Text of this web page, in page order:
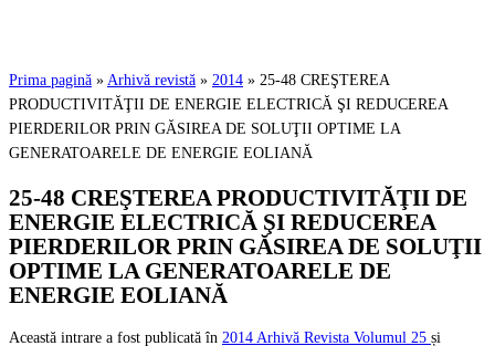
Prima pagină » Arhivă revistă » 2014 » 25-48 CREŞTEREA
PRODUCTIVITĂŢII DE ENERGIE ELECTRICĂ ŞI REDUCEREA
PIERDERILOR PRIN GĂSIREA DE SOLUŢII OPTIME LA
GENERATOARELE DE ENERGIE EOLIANĂ
25-48 CREŞTEREA PRODUCTIVITĂŢII DE
ENERGIE ELECTRICĂ ŞI REDUCEREA
PIERDERILOR PRIN GĂSIREA DE SOLUŢII
OPTIME LA GENERATOARELE DE
ENERGIE EOLIANĂ
Această intrare a fost publicată în 2014 Arhivă Revista Volumul 25 și